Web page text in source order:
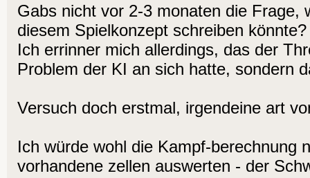
Gabs nicht vor 2-3 monaten die Frage,
diesem Spielkonzept schreiben könnte?
Ich errinner mich allerdings, das der
Problem der KI an sich hatte, sondern
Versuch doch erstmal, irgendeine art
Ich würde wohl die Kampf-berechnung
vorhandene zellen auswerten - der